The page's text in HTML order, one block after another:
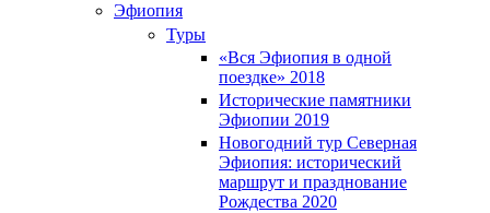
Эфиопия
Туры
«Вся Эфиопия в одной
поездке» 2018
Исторические памятники
Эфиопии 2019
Новогодний тур Северная
Эфиопия: исторический
маршрут и празднование
Рождества 2020